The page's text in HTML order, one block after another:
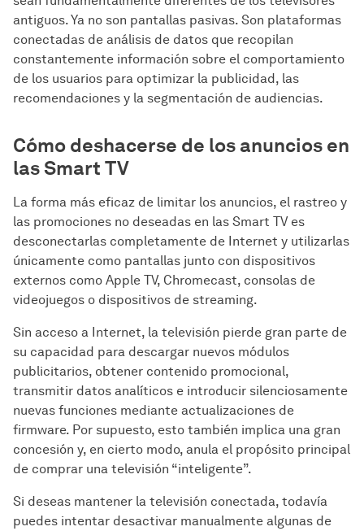
antiguos. Ya no son pantallas pasivas. Son plataformas
conectadas de análisis de datos que recopilan
constantemente información sobre el comportamiento
de los usuarios para optimizar la publicidad, las
recomendaciones y la segmentación de audiencias.
Cómo deshacerse de los anuncios en
las Smart TV
La forma más eficaz de limitar los anuncios, el rastreo y
las promociones no deseadas en las Smart TV es
desconectarlas completamente de Internet y utilizarlas
únicamente como pantallas junto con dispositivos
externos como Apple TV, Chromecast, consolas de
videojuegos o dispositivos de streaming.
Sin acceso a Internet, la televisión pierde gran parte de
su capacidad para descargar nuevos módulos
publicitarios, obtener contenido promocional,
transmitir datos analíticos e introducir silenciosamente
nuevas funciones mediante actualizaciones de
firmware. Por supuesto, esto también implica una gran
concesión y, en cierto modo, anula el propósito principal
de comprar una televisión “inteligente”.
Si deseas mantener la televisión conectada, todavía
puedes intentar desactivar manualmente algunas de